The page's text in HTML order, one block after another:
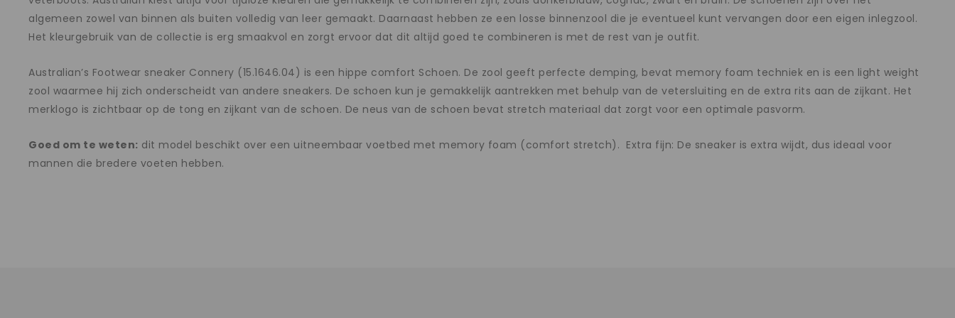
algemeen zowel van binnen als buiten volledig van leer gemaakt. Daarnaast hebben ze een losse binnenzool die je eventueel kunt vervangen door een eigen inlegzool.
Het kleurgebruik van de collectie is erg smaakvol en zorgt ervoor dat dit altijd goed te combineren is met de rest van je outfit.
Australian’s Footwear sneaker Connery (15.1646.04) is een hippe comfort Schoen. De zool geeft perfecte demping, bevat memory foam techniek en is een light weight
zool waarmee hij zich onderscheidt van andere sneakers. De schoen kun je gemakkelijk aantrekken met behulp van de vetersluiting en de extra rits aan de zijkant. Het
merklogo is zichtbaar op de tong en zijkant van de schoen. De neus van de schoen bevat stretch materiaal dat zorgt voor een optimale pasvorm.
Goed om te weten: dit model beschikt over een uitneembaar voetbed met memory foam (comfort stretch). Extra fijn: De sneaker is extra wijdt, dus ideaal voor
mannen die bredere voeten hebben.